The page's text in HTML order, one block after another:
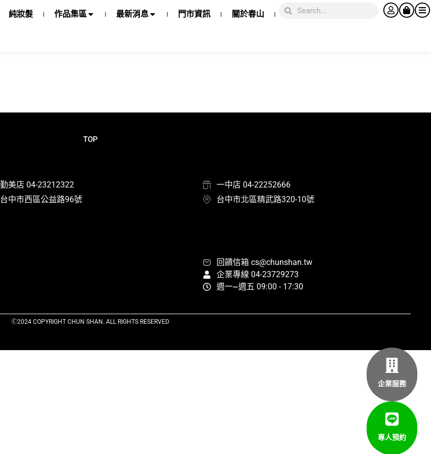
純妝髮 作品集區 最新消息 門市資訊 關於春山
企業服務
專人預約
TOP
勤美店 04-23212322
台中市西區公益路96號
一中店 04-22252666
台中市北區精武路320-10號
回饋信箱 cs@chunshan.tw
企業專線 04-23729273
週一~週五 09:00 - 17:30
Ⓒ2024 COPYRIGHT CHUN SHAN. ALL RIGHTS RESERVED